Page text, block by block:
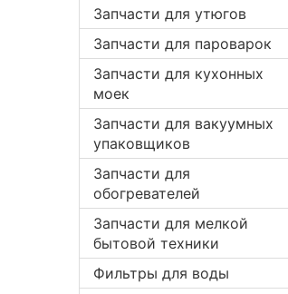
Запчасти для утюгов
Запчасти для пароварок
Запчасти для кухонных
моек
Запчасти для вакуумных
упаковщиков
Запчасти для
обогревателей
Запчасти для мелкой
бытовой техники
Фильтры для воды